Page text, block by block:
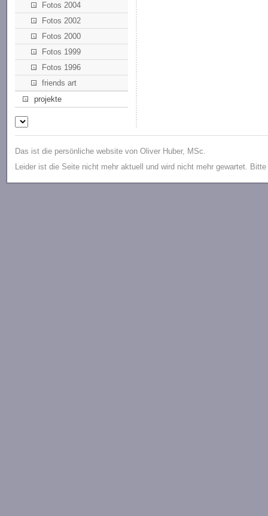
Fotos 2004
Fotos 2002
Fotos 2000
Fotos 1999
Fotos 1996
friends art
projekte
Das ist die persönliche website von Oliver Huber, MSc.
Leider ist die Seite nicht mehr aktuell und wird nicht mehr gewartet.